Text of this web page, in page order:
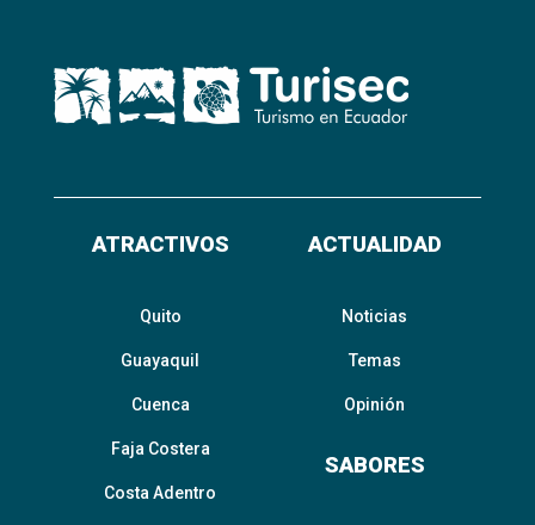
ATRACTIVOS
Quito
Guayaquil
Cuenca
Faja Costera
Costa Adentro
ACTUALIDAD
Noticias
Temas
Opinión
SABORES